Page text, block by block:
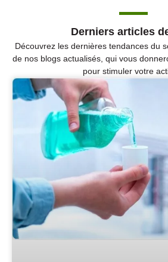
Derniers articles
Découvrez les dernières tendances du
de nos blogs actualisés, qui vous
pour stimuler votre